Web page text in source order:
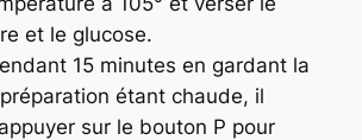
et le glucose.
15 minutes en gardant la
étant chaude, il
sur le bouton P pour